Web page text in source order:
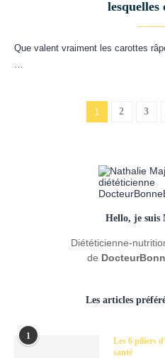
lesquelles
Que valent vraiment les carottes
…
1 2 3
Hello, je suis
Diététicienne-
de
Les articles
1
Les 6 piliers
santé